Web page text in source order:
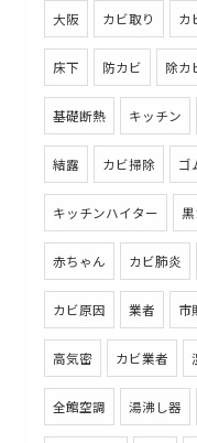
大阪 カビ取り カ
床下 防カビ 除カ
基礎断熱 キッチン
結露 カビ掃除 ゴ
キッチンハイター
赤ちゃん カビ肺炎
カビ原因 業者 市
高気密 カビ業者
全館空調 湯沸し器